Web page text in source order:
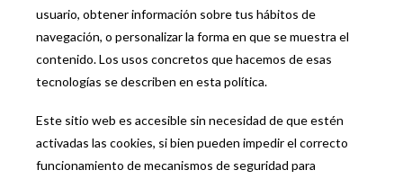
usuario, obtener información sobre tus hábitos de
navegación, o personalizar la forma en que se muestra el
contenido. Los usos concretos que hacemos de esas
tecnologías se describen en esta política.
Este sitio web es accesible sin necesidad de que estén
activadas las cookies, si bien pueden impedir el correcto
funcionamiento de mecanismos de seguridad para